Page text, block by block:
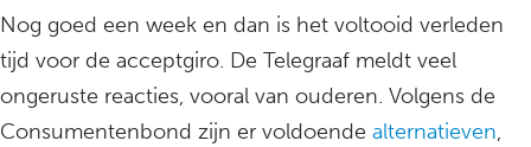
Nog goed een week en dan is het voltooid verleden
tijd voor de acceptgiro. De Telegraaf meldt veel
ongeruste reacties, vooral van ouderen. Volgens de
Consumentenbond zijn er voldoende alternatieven,